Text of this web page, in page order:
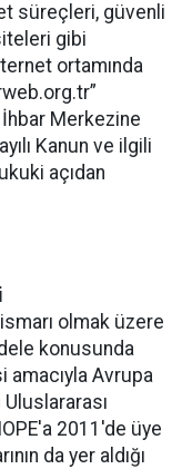
süreçleri, güvenli
gibi
ortamında
Merkezine
Kanun ve ilgili
açıdan
olmak üzere
konusunda
amacıyla Avrupa
2011'de üye
da yer aldığı